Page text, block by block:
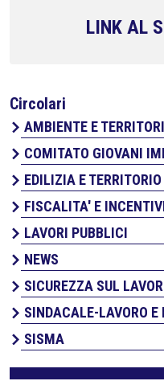
LINK AL
Circolari
AMBIENTE E
COMITATO GIOVANI
EDILIZIA E TERRITORIO
FISCALITA' E
LAVORI PUBBLICI
NEWS
SICUREZZA SUL
SINDACALE-LAVORO E
SISMA